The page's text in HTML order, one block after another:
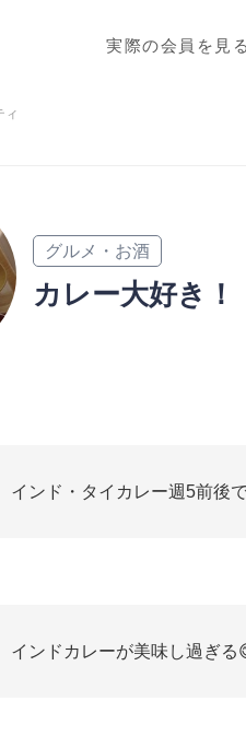
実際の会員を見る
ィ
グルメ・お酒
カレー大好き！
インド・タイカレー週5前後
インドカレーが美味し過ぎる